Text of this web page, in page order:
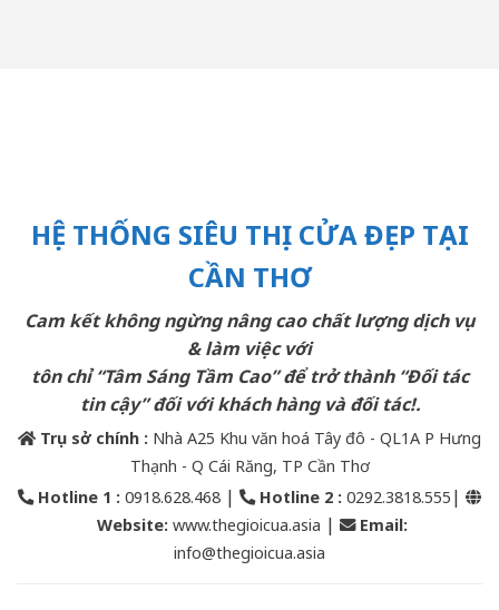
HỆ THỐNG SIÊU THỊ CỬA ĐẸP TẠI
CẦN THƠ
Cam kết không ngừng nâng cao chất lượng dịch vụ
& làm việc với
tôn chỉ “Tâm Sáng Tầm Cao” để trở thành “Đối tác
tin cậy” đối với khách hàng và đối tác!.
Trụ sở chính : Nhà A25 Khu văn hoá Tây đô - QL1A P Hưng
Thạnh - Q Cái Răng, TP Cần Thơ
Hotline 1 : 0918.628.468 | Hotline 2 : 0292.3818.555 |
Website: www.thegioicua.asia | Email:
info@thegioicua.asia